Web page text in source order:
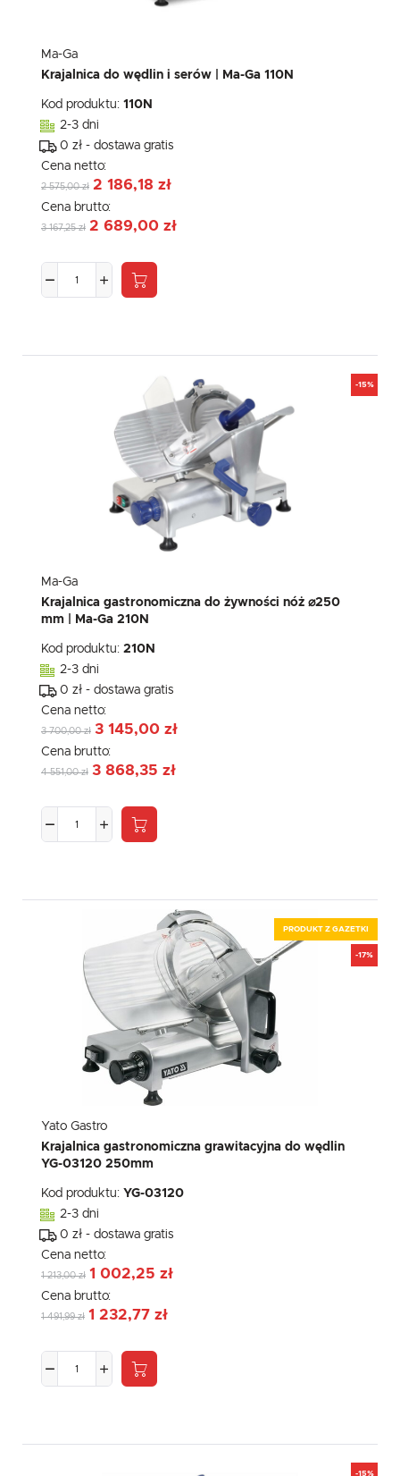
Ma-Ga
Krajalnica do wędlin i serów | Ma-Ga 110N
Kod produktu: 110N
2-3 dni
0 zł - dostawa gratis
Cena netto:
2 575,00 zł 2 186,18 zł
Cena brutto:
3 167,25 zł 2 689,00 zł
-15%
Ma-Ga
Krajalnica gastronomiczna do żywności nóż ⌀250
mm | Ma-Ga 210N
Kod produktu: 210N
2-3 dni
0 zł - dostawa gratis
Cena netto:
3 700,00 zł 3 145,00 zł
Cena brutto:
4 551,00 zł 3 868,35 zł
PRODUKT Z GAZETKI
-17%
Yato Gastro
Krajalnica gastronomiczna grawitacyjna do wędlin
YG-03120 250mm
Kod produktu: YG-03120
2-3 dni
0 zł - dostawa gratis
Cena netto:
1 213,00 zł 1 002,25 zł
Cena brutto:
1 491,99 zł 1 232,77 zł
-15%